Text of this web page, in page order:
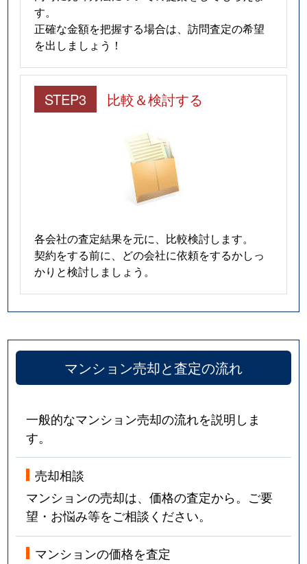
す。
正確な金額を把握する場合は、訪問査定の希望
を出しましょう！
STEP3 比較＆検討する
各会社の査定結果を元に、比較検討します。
契約をする前に、どの会社に依頼をするかしっ
かりと検討しましょう。
マンション売却と査定の流れ
一般的なマンション売却の流れを説明しま
す。
売却相談
マンションの売却は、価格の査定から。ご要
望・お悩み等をご相談ください。
マンションの価格を査定